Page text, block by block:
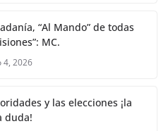
“Al Mando” de todas
MC.
4, 2026
y las elecciones ¡la
duda!